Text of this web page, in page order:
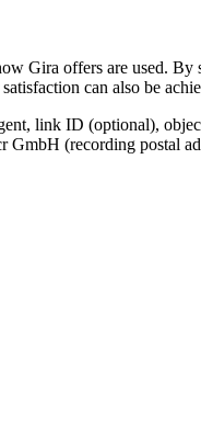
Gira offers are used.
can also be
link ID (optional),
(recording postal